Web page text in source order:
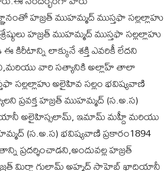
హజ్రత్ ముహమ్మద్ ముస్తఫా సల్లల్లాహు
హజ్రత్ ముహమ్మద్ ముస్తఫా సల్లల్లాహు
లాక్కునే శక్తి ఎవరికీ లేదని
వారి సత్యానికి అల్లాహ్ తాలా
సల్లల్లాహు అలైహివ సల్లం భవిష్యవాణి
ప్రవక్త హజ్రత్ ముహమ్మద్ (స.అ.స)
అలైహిస్సలామ్, ఇమామ్ మహ్దీ మరియు
(స.అ.స) భవిష్యవాణి ప్రకారం1894
ప్రదర్శించాడని,అందువల్ల హజ్రత్
మిర్జా గులామ్ అహ్మద్ సాహెబ్ ఖాదియానీ